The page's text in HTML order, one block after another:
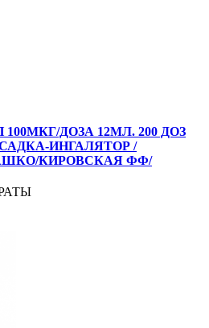
ДОЗА 12МЛ. 200 ДОЗ
ИНГАЛЯТОР /
КИРОВСКАЯ ФФ/